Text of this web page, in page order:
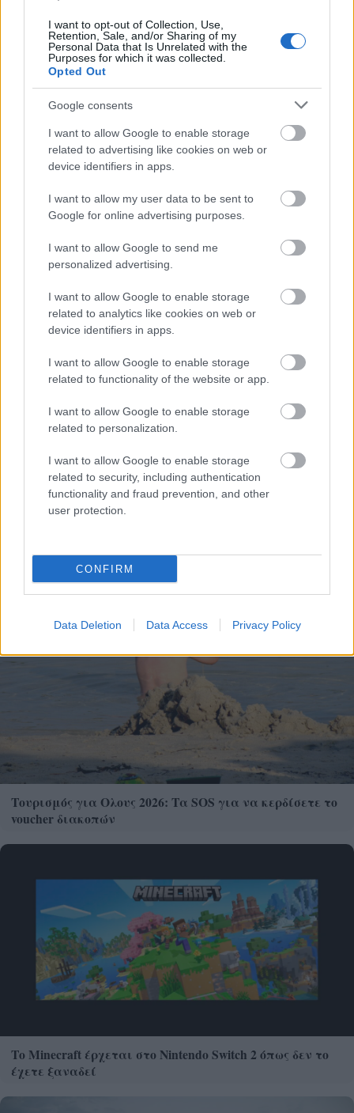
I want to opt-out of Collection, Use,
Retention, Sale, and/or Sharing of my
Personal Data that Is Unrelated with the
Purposes for which it was collected.
Opted Out
Google consents
I want to allow Google to enable storage
related to advertising like cookies on web or
device identifiers in apps.
I want to allow my user data to be sent to
Google for online advertising purposes.
I want to allow Google to send me
personalized advertising.
I want to allow Google to enable storage
related to analytics like cookies on web or
device identifiers in apps.
I want to allow Google to enable storage
related to functionality of the website or app.
I want to allow Google to enable storage
related to personalization.
I want to allow Google to enable storage
related to security, including authentication
functionality and fraud prevention, and other
user protection.
CONFIRM
Data Deletion Data Access Privacy Policy
Η Meta παραδέχεται παραβίαση από AI μοντέλο της
Πλήθος πιστών στην Μεταμόρφωση του Σωτήρος Ροδιάς
Τουρισμός για Ολους 2026: Τα SOS για να κερδίσετε το
voucher διακοπών
Το Minecraft έρχεται στο Nintendo Switch 2 όπως δεν το
έχετε ξαναδεί